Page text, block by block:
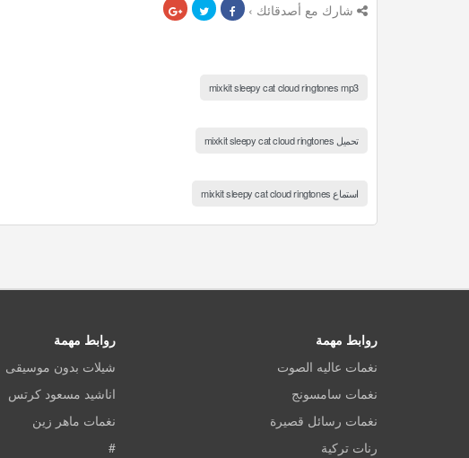
شارك مع أصدقائك ›
mixkit sleepy cat cloud ringtones mp3
تحميل mixkit sleepy cat cloud ringtones
استماع mixkit sleepy cat cloud ringtones
روابط مهمة
نغمات عاليه الصوت
نغمات سامسونج
نغمات رسائل قصيرة
رنات تركية
روابط مهمة
شيلات بدون موسيقى
اناشيد مسعود كرتس
نغمات ماهر زين
#